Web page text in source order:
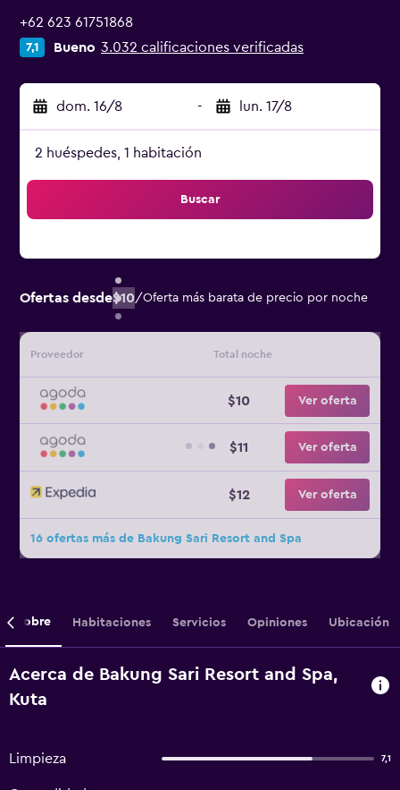
+62 623 61751868
7,1 Bueno 3.032 calificaciones verificadas
dom. 16/8 - lun. 17/8
2 huéspedes, 1 habitación
Buscar
Ofertas desde$10/Oferta más barata de precio por noche
Proveedor Total noche
$10 Ver oferta
$11 Ver oferta
$12 Ver oferta
16 ofertas más de Bakung Sari Resort and Spa
Sobre Habitaciones Servicios Opiniones Ubicación
Acerca de Bakung Sari Resort and Spa,
Kuta
Limpieza 7,1